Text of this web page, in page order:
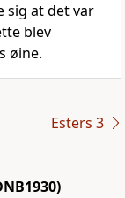
sig at det var
blev
øine.
Esters 3